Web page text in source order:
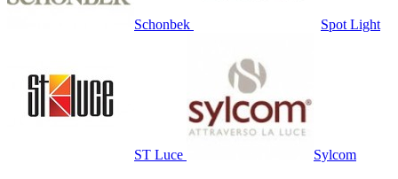
Schonbek Spot Light
ST Luce Sylcom